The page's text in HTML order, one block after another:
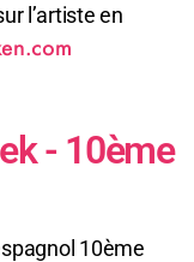
l’artiste en
- 10ème
10ème